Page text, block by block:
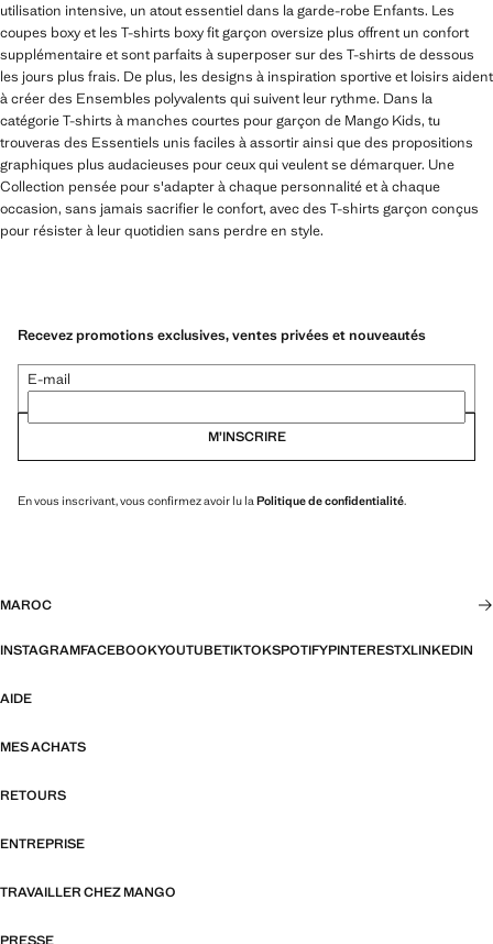
utilisation intensive, un atout essentiel dans la garde-robe Enfants. Les
coupes boxy et les T-shirts boxy fit garçon oversize plus offrent un confort
supplémentaire et sont parfaits à superposer sur des T-shirts de dessous
les jours plus frais. De plus, les designs à inspiration sportive et loisirs aident
à créer des Ensembles polyvalents qui suivent leur rythme. Dans la
catégorie T-shirts à manches courtes pour garçon de Mango Kids, tu
trouveras des Essentiels unis faciles à assortir ainsi que des propositions
graphiques plus audacieuses pour ceux qui veulent se démarquer. Une
Collection pensée pour s'adapter à chaque personnalité et à chaque
occasion, sans jamais sacrifier le confort, avec des T-shirts garçon conçus
pour résister à leur quotidien sans perdre en style.
Recevez promotions exclusives, ventes privées et nouveautés
E-mail
M’INSCRIRE
En vous inscrivant, vous confirmez avoir lu la Politique de confidentialité.
MAROC
INSTAGRAMFACEBOOKYOUTUBETIKTOKSPOTIFYPINTERESTXLINKEDIN
AIDE
MES ACHATS
RETOURS
ENTREPRISE
TRAVAILLER CHEZ MANGO